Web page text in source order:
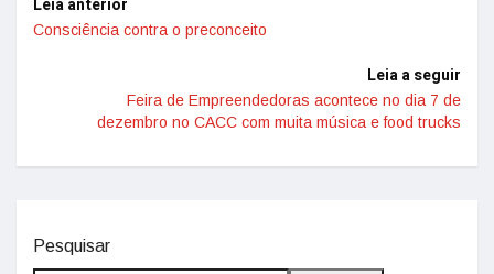
Leia anterior
Consciência contra o preconceito
Leia a seguir
Feira de Empreendedoras acontece no dia 7 de
dezembro no CACC com muita música e food trucks
Pesquisar